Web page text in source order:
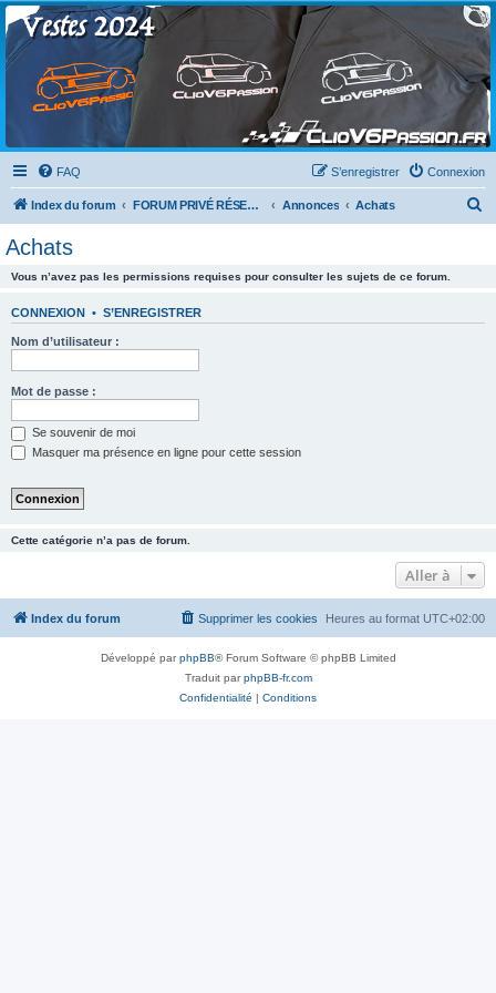
Clio V6 Passion
Le site français des passionnés de Clio V6
FAQ Connexion
S’enregistrer
Index du forum FORUM PRIVÉ RÉSERVÉ AUX MEMBRES DU CLUB Annonces Achats
Achats
Vous n’avez pas les permissions requises pour consulter les sujets de ce forum.
CONNEXION • S’ENREGISTRER
Nom d’utilisateur :
Mot de passe :
Se souvenir de moi
Masquer ma présence en ligne pour cette session
Cette catégorie n’a pas de forum.
Aller à
Index du forum Heures au format UTC+02:00
Supprimer les cookies
Développé parphpBB® Forum Software © phpBB Limited
Traduit parphpBB-fr.com
Confidentialité | Conditions